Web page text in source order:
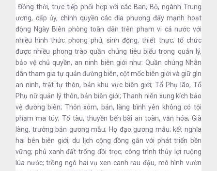
Đồng thời, trực tiếp phối hợp với các Ban, Bộ, ngành Trung
ương, cấp ủy, chính quyền các địa phương đẩy mạnh hoạt
động Ngày Biên phòng toàn dân trên phạm vi cả nước với
nhiều hình thức phong phú, sinh động, thiết thực; tổ chức
được nhiều phong trào quần chúng tiêu biểu trong quản lý,
bảo vệ chủ quyền, an ninh biên giới như: Quần chúng Nhân
dân tham gia tự quản đường biên, cột mốc biên giới và giữ gìn
an ninh, trật tự thôn, bản khu vực biên giới; Tổ Phụ lão, Tổ
Phụ nữ quản lý thôn, bản biên giới; Thanh niên xung kích bảo
vệ đường biên; Thôn xóm, bản, làng bình yên không có tội
phạm ma túy; Tổ tàu, thuyền bến bãi an toàn, văn hóa; Già
làng, trưởng bản gương mẫu; Họ đạo gương mẫu; kết nghĩa
hai bên biên giới; du lịch cộng đồng gắn với phát triển bền
vững; phủ xanh đất trống đồi trọc; công trình thủy lợi ruộng
lúa nước; trồng ngô hai vụ xen canh rau đậu, mô hình vườn